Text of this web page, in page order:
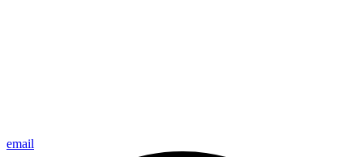
email